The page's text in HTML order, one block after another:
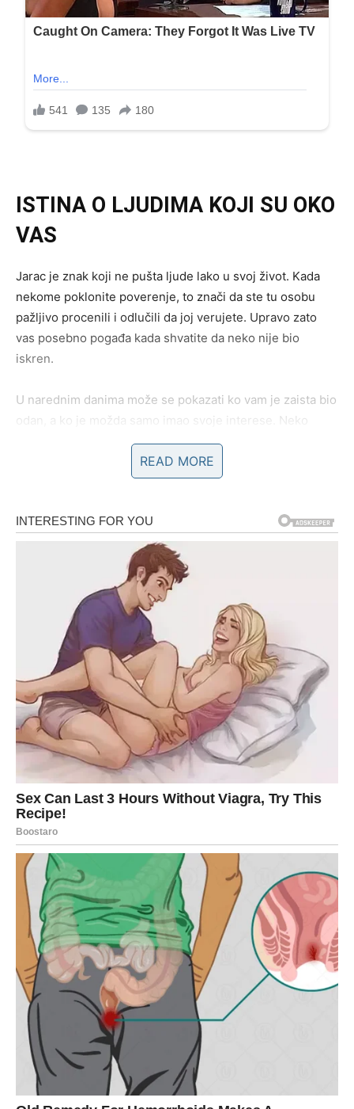
ISTINA O LJUDIMA KOJI SU OKO
VAS
Jarac je znak koji ne pušta ljude lako u svoj život. Kada
nekome poklonite poverenje, to znači da ste tu osobu
pažljivo procenili i odlučili da joj verujete. Upravo zato
vas posebno pogađa kada shvatite da neko nije bio
iskren.
U narednim danima može se pokazati ko vam je zaista bio
odan, a ko je možda samo imao svoje interese. Neko
može kroz svoje postupke ili reči otkriti namere koje su
Kada istina izađe na videlo, više nema mesta sumnjama.
Jarac tada zna tačno gde stoji i šta treba da uradi dalje.
Istina ponekad razočara, ali Jarcu donosi i snagu – jer vi
ste znak koji iz svake situacije izvlači lekciju i nastavlja
dalje još mudriji.
LJUBAV – ISTINA KOJA MENJA
ODNOS
U ljubavnom životu Jarčevi mogu doživeti veoma važne
trenutke. Ako ste u vezi, moguće je da će doći do
razgovora koji razjašnjava emocije između vas i partnera.
Neko može konačno priznati ono što je dugo skrivao –
bilo da je reč o ljubavi, planovima za budućnost ili
objašnjenju nekog ponašanja koje vas je zbunjivalo.
Za neke Jarčeve ovaj period donosi potvrdu stabilnosti
veze. Shvatićete da je osoba pored vas iskrena i da vaš
odnos ima čvrste temelje.
Za druge, istina može doneti i razočaranje. Možda ćete
shvatiti da neko nije bio potpuno iskren ili da su njegova
osećanja drugačija nego što ste mislili. Iako takva
saznanja mogu biti teška, ona vam pomažu da ne ostajete
u odnosima koji nisu iskreni.
READ MORE